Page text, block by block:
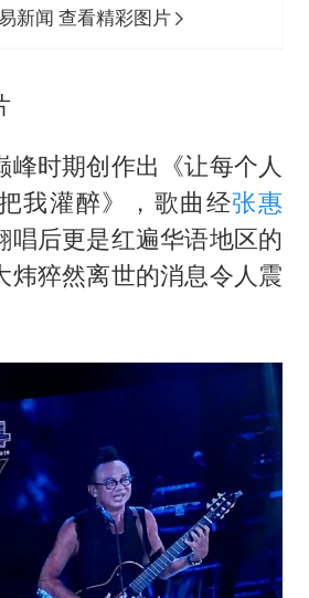
新闻 查看精彩图片
峰时期创作出《让每个人
我灌醉》，歌曲经张惠
唱后更是红遍华语地区的
炜猝然离世的消息令人震